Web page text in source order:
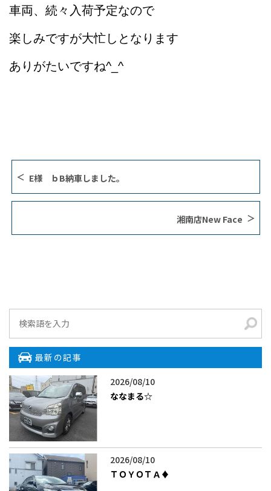
車両、続々入荷予定なので
楽しみですが大忙しとなります
ありがたいですね^_^
E様 ｂB納車しました。
湘南店New Face
最新の記事
2026/08/10
ななまる☆
2026/08/10
ＴＯＹＯＴＡ♦